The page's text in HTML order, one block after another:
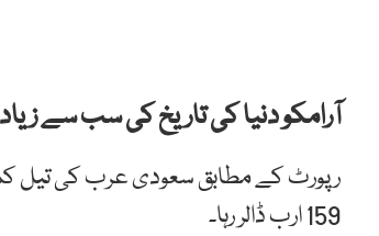
آرامکو دنیا کی تاریخ کی سب سے
رپورٹ کے مطابق سعودی عرب کی تیل
159 ارب ڈالر رہا۔